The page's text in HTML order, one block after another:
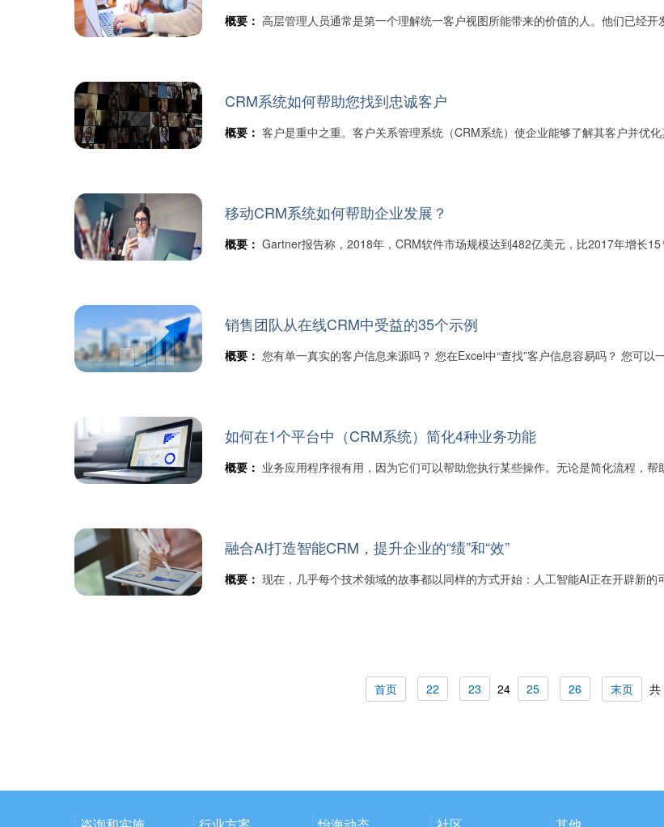
概要： 高层管理人员通常是第一个理解统一客户视图所能带来的价值的人。他们已经
CRM系统如何帮助您找到忠诚客户
概要： 客户是重中之重。客户关系管理系统（CRM系统）使企业能够了解其客户并优
移动CRM系统如何帮助企业发展？
概要： Gartner报告称，2018年，CRM软件市场规模达到482亿美元，比2017年增长
销售团队从在线CRM中受益的35个示例
概要： 您有单一真实的客户信息来源吗？ 您在Excel中“查找”客户信息容易吗？ 您可
如何在1个平台中（CRM系统）简化4种业务功能
概要： 业务应用程序很有用，因为它们可以帮助您执行某些操作。无论是简化流程，
融合AI打造智能CRM，提升企业的“绩”和“效”
概要： 现在，几乎每个技术领域的故事都以同样的方式开始：人工智能AI正在开辟新
首页 22 23 24 25 26 末页 共